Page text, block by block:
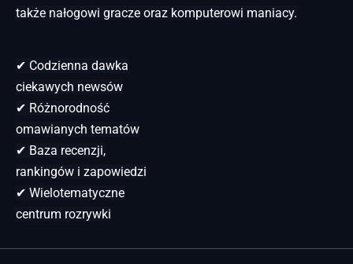
także nałogowi gracze oraz komputerowi maniacy.
✔ Codzienna dawka
ciekawych newsów
✔ Różnorodność
omawianych tematów
✔ Baza recenzji,
rankingów i zapowiedzi
✔ Wielotematyczne
centrum rozrywki